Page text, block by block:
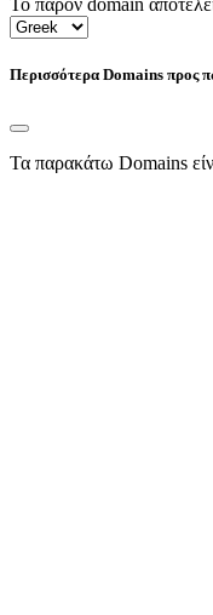
Το παρόν domain
Περισσότερα Domains προς
Τα παρακάτω Domains